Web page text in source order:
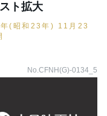
ト拡大
(昭和23年) 11月23
No.CFNH(G)-0134_5